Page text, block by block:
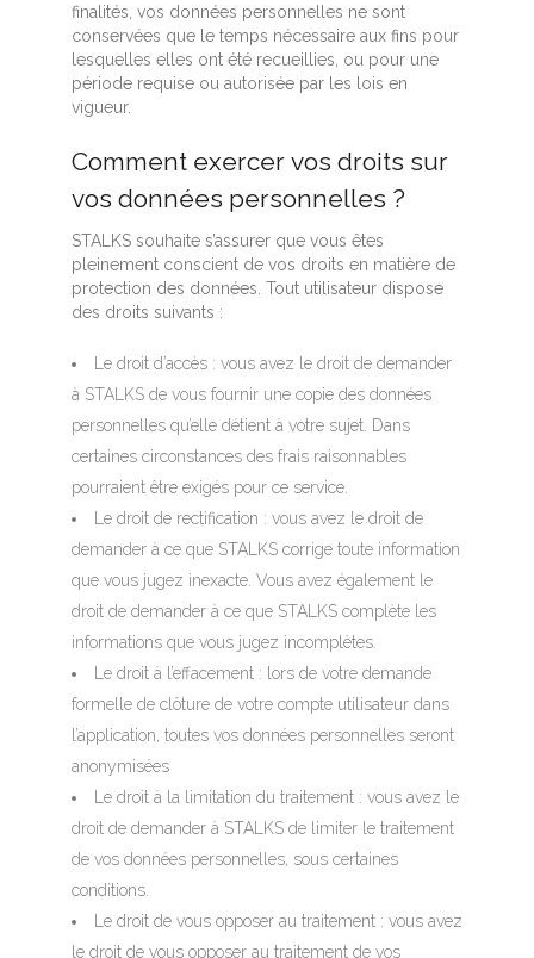
finalités, vos données personnelles ne sont
conservées que le temps nécessaire aux fins pour
lesquelles elles ont été recueillies, ou pour une
période requise ou autorisée par les lois en
vigueur.
Comment exercer vos droits sur
vos données personnelles ?
STALKS souhaite s’assurer que vous êtes
pleinement conscient de vos droits en matière de
protection des données. Tout utilisateur dispose
des droits suivants :
Le droit d’accès : vous avez le droit de demander
à STALKS de vous fournir une copie des données
personnelles qu’elle détient à votre sujet. Dans
certaines circonstances des frais raisonnables
pourraient être exigés pour ce service.
Le droit de rectification : vous avez le droit de
demander à ce que STALKS corrige toute information
que vous jugez inexacte. Vous avez également le
droit de demander à ce que STALKS complète les
informations que vous jugez incomplètes.
Le droit à l’effacement : lors de votre demande
formelle de clôture de votre compte utilisateur dans
l’application, toutes vos données personnelles seront
anonymisées
Le droit à la limitation du traitement : vous avez le
droit de demander à STALKS de limiter le traitement
de vos données personnelles, sous certaines
conditions.
Le droit de vous opposer au traitement : vous avez
le droit de vous opposer au traitement de vos